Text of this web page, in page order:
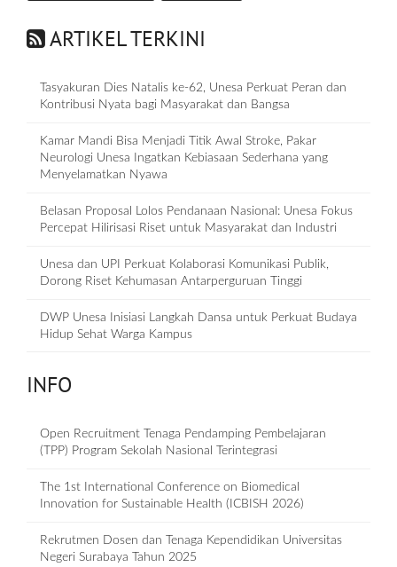
ARTIKEL TERKINI
Tasyakuran Dies Natalis ke-62, Unesa Perkuat Peran dan
Kontribusi Nyata bagi Masyarakat dan Bangsa
Kamar Mandi Bisa Menjadi Titik Awal Stroke, Pakar
Neurologi Unesa Ingatkan Kebiasaan Sederhana yang
Menyelamatkan Nyawa
Belasan Proposal Lolos Pendanaan Nasional: Unesa Fokus
Percepat Hilirisasi Riset untuk Masyarakat dan Industri
Unesa dan UPI Perkuat Kolaborasi Komunikasi Publik,
Dorong Riset Kehumasan Antarperguruan Tinggi
DWP Unesa Inisiasi Langkah Dansa untuk Perkuat Budaya
Hidup Sehat Warga Kampus
INFO
Open Recruitment Tenaga Pendamping Pembelajaran
(TPP) Program Sekolah Nasional Terintegrasi
The 1st International Conference on Biomedical
Innovation for Sustainable Health (ICBISH 2026)
Rekrutmen Dosen dan Tenaga Kependidikan Universitas
Negeri Surabaya Tahun 2025